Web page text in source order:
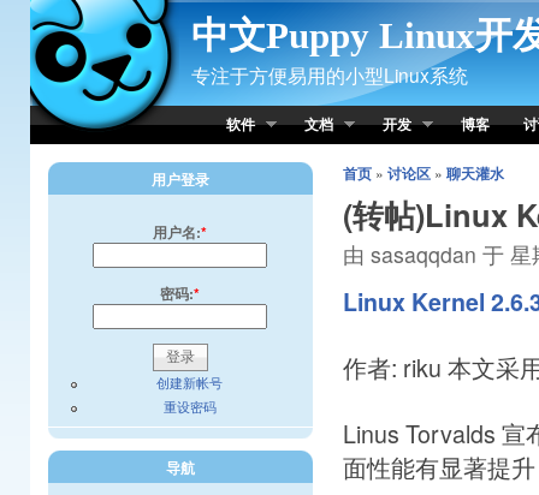
Skip to Content
中文Puppy Linux开
专注于方便易用的小型Linux系统
软件 文档 开发 博客
首页» 讨论区» 聊天灌水
(转帖)Linux
由 sasaqqdan 于
Linux Kernel
作者: riku 本文采
Linus Torvalds 宣
面性能有显著提
用户登录
用户名:*
密码:*
创建新帐号
重设密码
导航